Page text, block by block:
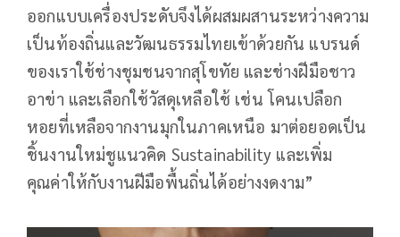
ออกแบบเครื่องประดับจึงได้ผสมผสานระหว่างความ
เป็นท้องถิ่นและวัฒนธรรมไทยเข้าด้วยกัน แบรนด์
ของเราใช้ช่างชุมชนจากสุโขทัย และช่างฝีมือชาว
อาข่า และเลือกใช้วัสดุเหลือใช้ เช่น โคนเปลือก
หอยที่เหลือจากงานมุกในภาคเหนือ มาต่อยอดเป็น
ชิ้นงานใหม่ชูแนวคิด Sustainability และเพิ่ม
คุณค่าให้กับงานฝีมือพื้นถิ่นได้อย่างงดงาม”